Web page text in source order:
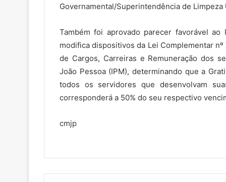
Governamental/Superintendência de
Também foi aprovado parecer favorável ao
modifica dispositivos da Lei Complementar
de Cargos, Carreiras e Remuneração dos
João Pessoa (IPM), determinando que a
todos os servidores que desenvolvam
corresponderá a 50% do seu respectivo
cmjp